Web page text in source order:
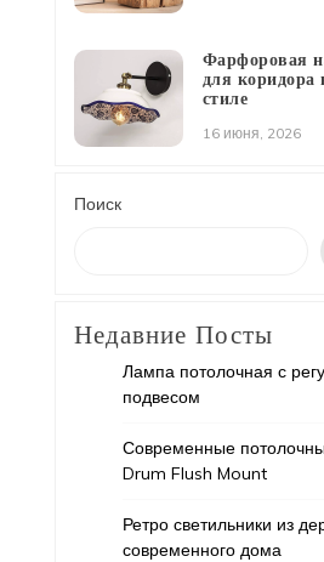
Фарфоровая
для коридора
стиле
16 июня, 2026
Поиск
Недавние Посты
Лампа потолочная с
подвесом
Современные
Drum Flush Mount
Ретро светильники из
современного дома